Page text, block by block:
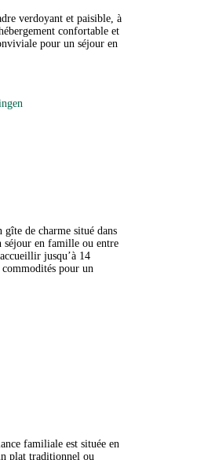
verdoyant et paisible, à
confortable et
pour un séjour en
de charme situé dans
séjour en famille ou entre
jusqu’à 14
commodités pour un
familiale est située en
plat traditionnel ou